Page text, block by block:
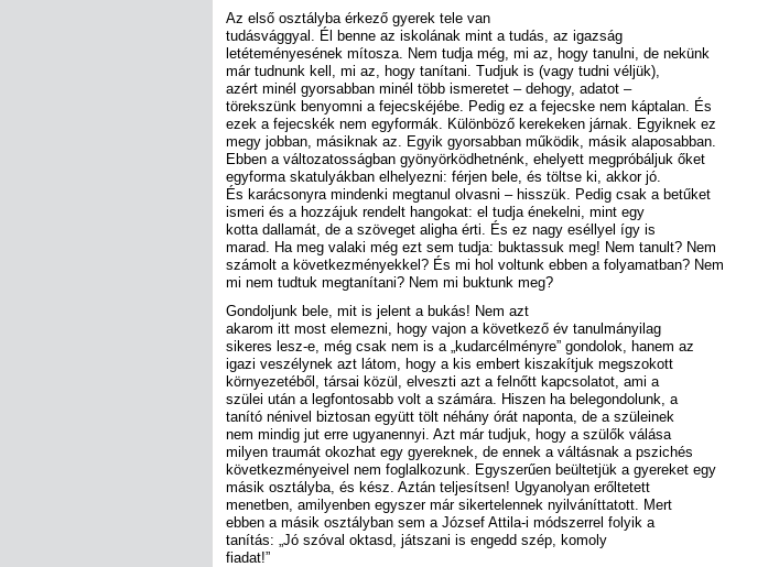
Az első osztályba érkező gyerek tele van
tudásvággyal. Él benne az iskolának mint a tudás, az igazság
letéteményesének mítosza. Nem tudja még, mi az, hogy tanulni, de nekünk
már tudnunk kell, mi az, hogy tanítani. Tudjuk is (vagy tudni véljük),
azért minél gyorsabban minél több ismeretet – dehogy, adatot –
törekszünk benyomni a fejecskéjébe. Pedig ez a fejecske nem káptalan. És
ezek a fejecskék nem egyformák. Különböző kerekeken járnak. Egyiknek ez
megy jobban, másiknak az. Egyik gyorsabban működik, másik alaposabban.
Ebben a változatosságban gyönyörködhetnénk, ehelyett megpróbáljuk őket
egyforma skatulyákban elhelyezni: férjen bele, és töltse ki, akkor jó.
És karácsonyra mindenki megtanul olvasni – hisszük. Pedig csak a betűket
ismeri és a hozzájuk rendelt hangokat: el tudja énekelni, mint egy
kotta dallamát, de a szöveget aligha érti. És ez nagy eséllyel így is
marad. Ha meg valaki még ezt sem tudja: buktassuk meg! Nem tanult? Nem
számolt a következményekkel? És mi hol voltunk ebben a folyamatban? Nem
mi nem tudtuk megtanítani? Nem mi buktunk meg?
Gondoljunk bele, mit is jelent a bukás! Nem azt
akarom itt most elemezni, hogy vajon a következő év tanulmányilag
sikeres lesz-e, még csak nem is a „kudarcélményre” gondolok, hanem az
igazi veszélynek azt látom, hogy a kis embert kiszakítjuk megszokott
környezetéből, társai közül, elveszti azt a felnőtt kapcsolatot, ami a
szülei után a legfontosabb volt a számára. Hiszen ha belegondolunk, a
tanító nénivel biztosan együtt tölt néhány órát naponta, de a szüleinek
nem mindig jut erre ugyanennyi. Azt már tudjuk, hogy a szülők válása
milyen traumát okozhat egy gyereknek, de ennek a váltásnak a pszichés
következményeivel nem foglalkozunk. Egyszerűen beültetjük a gyereket egy
másik osztályba, és kész. Aztán teljesítsen! Ugyanolyan erőltetett
menetben, amilyenben egyszer már sikertelennek nyilváníttatott. Mert
ebben a másik osztályban sem a József Attila-i módszerrel folyik a
tanítás: „Jó szóval oktasd, játszani is engedd szép, komoly
fiadat!”